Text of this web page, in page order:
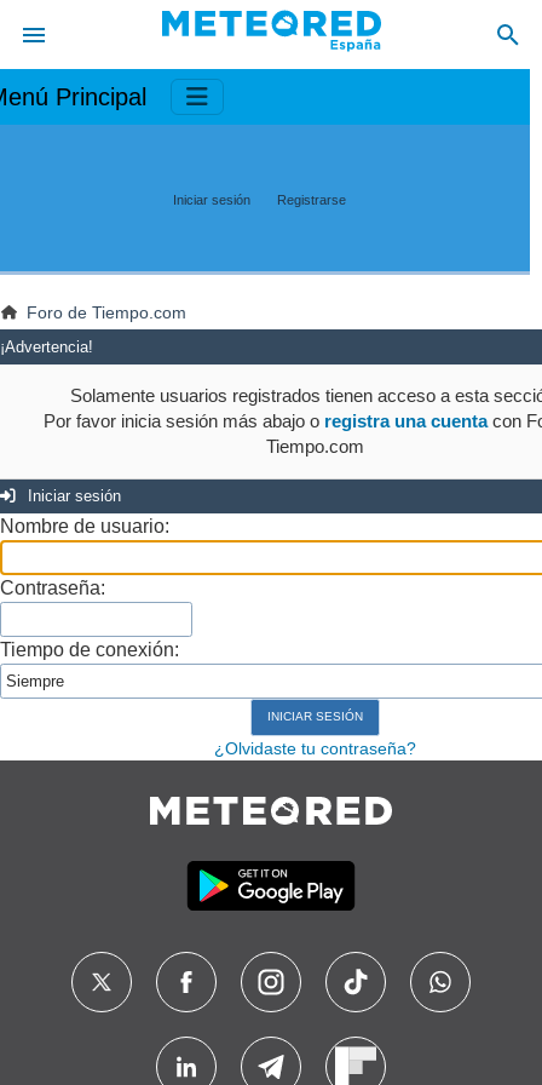
Principal
Iniciar sesión Registrarse
Foro de Tiempo.com
¡Advertencia!
Solamente usuarios registrados tienen acceso a esta
Por favor inicia sesión más abajo o registra una cuentacon
Tiempo.com
Iniciar sesión
Nombre de usuario:
Contraseña:
Tiempo de conexión:
¿Olvidaste tu contraseña?